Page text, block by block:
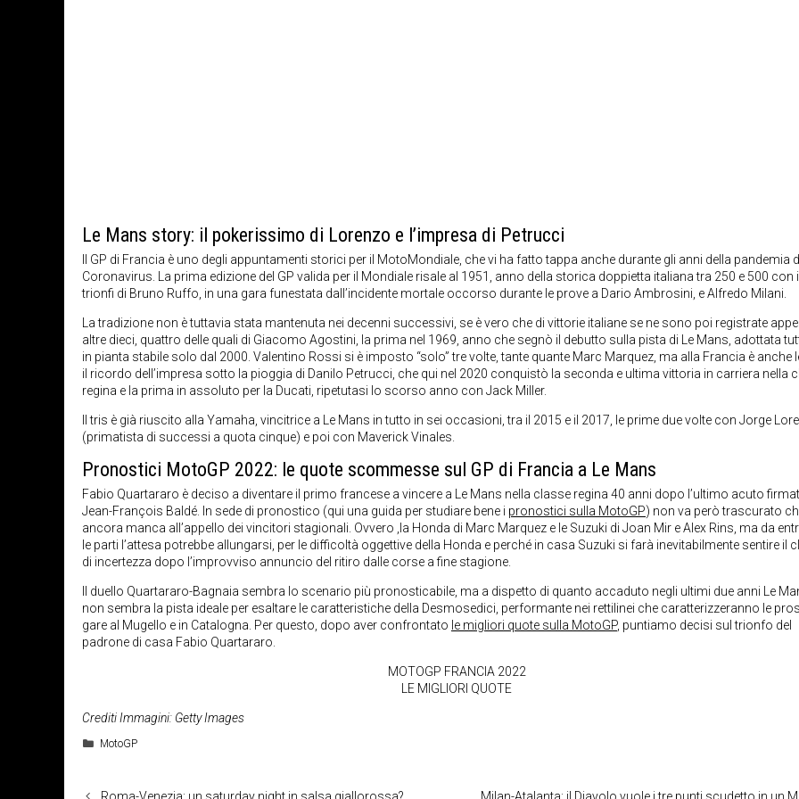
Le Mans story: il pokerissimo di Lorenzo e l’impresa di Petrucci
Il GP di Francia è uno degli appuntamenti storici per il MotoMondiale, che vi ha fatto tappa anche durante gli anni della pandemia
Coronavirus. La prima edizione del GP valida per il Mondiale risale al 1951, anno della storica doppietta italiana tra 250 e 500 con i
trionfi di Bruno Ruffo, in una gara funestata dall’incidente mortale occorso durante le prove a Dario Ambrosini, e Alfredo Milani.
La tradizione non è tuttavia stata mantenuta nei decenni successivi, se è vero che di vittorie italiane se ne sono poi registrate
altre dieci, quattro delle quali di Giacomo Agostini, la prima nel 1969, anno che segnò il debutto sulla pista di Le Mans, adottata
in pianta stabile solo dal 2000. Valentino Rossi si è imposto “solo” tre volte, tante quante Marc Marquez, ma alla Francia è anche
il ricordo dell’impresa sotto la pioggia di Danilo Petrucci, che qui nel 2020 conquistò la seconda e ultima vittoria in carriera nella
regina e la prima in assoluto per la Ducati, ripetutasi lo scorso anno con Jack Miller.
Il tris è già riuscito alla Yamaha, vincitrice a Le Mans in tutto in sei occasioni, tra il 2015 e il 2017, le prime due volte con Jorge
(primatista di successi a quota cinque) e poi con Maverick Vinales.
Pronostici MotoGP 2022: le quote scommesse sul GP di Francia a Le Mans
Fabio Quartararo è deciso a diventare il primo francese a vincere a Le Mans nella classe regina 40 anni dopo l’ultimo acuto
Jean-François Baldé. In sede di pronostico (qui una guida per studiare bene i pronostici sulla MotoGP) non va però trascurato
ancora manca all’appello dei vincitori stagionali. Ovvero ,la Honda di Marc Marquez e le Suzuki di Joan Mir e Alex Rins, ma da
le parti l’attesa potrebbe allungarsi, per le difficoltà oggettive della Honda e perché in casa Suzuki si farà inevitabilmente sentire il
di incertezza dopo l’improvviso annuncio del ritiro dalle corse a fine stagione.
Il duello Quartararo-Bagnaia sembra lo scenario più pronosticabile, ma a dispetto di quanto accaduto negli ultimi due anni Le
non sembra la pista ideale per esaltare le caratteristiche della Desmosedici, performante nei rettilinei che caratterizzeranno le
gare al Mugello e in Catalogna. Per questo, dopo aver confrontato le migliori quote sulla MotoGP, puntiamo decisi sul trionfo del
padrone di casa Fabio Quartararo.
MOTOGP FRANCIA 2022
LE MIGLIORI QUOTE
Crediti Immagini: Getty Images
Categorie
MotoGP